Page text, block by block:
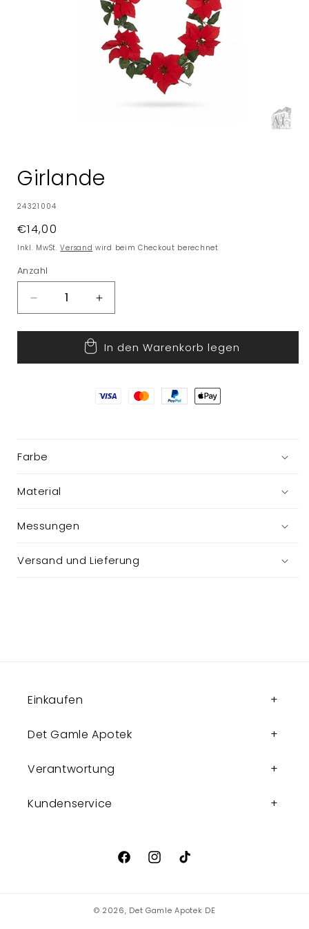
Modal
öffnen
Girlande
SKU:
24321004
Normaler
Preis
€14,00
Inkl. MwSt.Versand wird beim Checkout berechnet
Anzahl
Verringere
die
Menge
Girlande
Erhöhe
die
Menge
für
Girlande
In den Warenkorb legen
Farbe
Material
Messungen
Versand und Lieferung
Einkaufen
Det Gamle Apotek
Verantwortung
Kundenservice
FacebookInstagram
TikTok
© 2026, Det Gamle Apotek DE